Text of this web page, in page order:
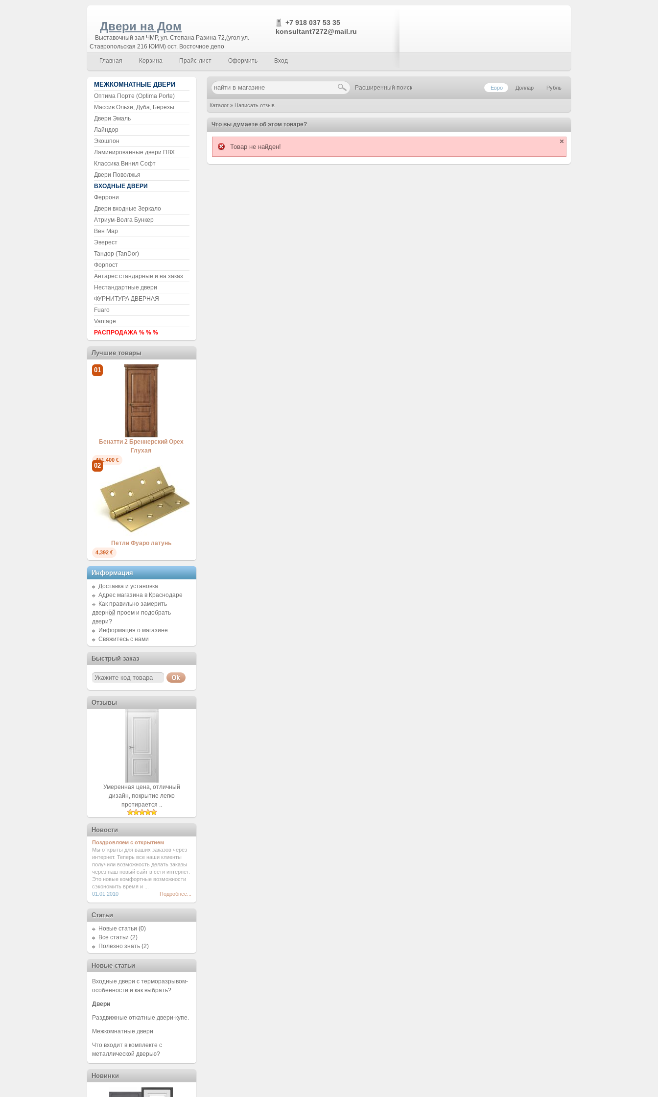
Двери на Дом
Выставочный зал ЧМР, ул. Степана Разина 72,(угол ул.
Ставропольская 216 ЮИМ) ост. Восточное депо
+7 918 037 53 35
konsultant7272@mail.ru
Главная Корзина Прайс-лист Оформить Вход
Расширенный поиск Евро Доллар Рубль
Каталог » Написать отзыв
Что вы думаете об этом товаре?
Товар не найден!
МЕЖКОМНАТНЫЕ ДВЕРИ
Оптима Порте (Optima Porte)
Массив Ольхи, Дуба, Березы
Двери Эмаль
Лайндор
Экошпон
Ламинированные двери ПВХ
Классика Винил Софт
Двери Поволжья
ВХОДНЫЕ ДВЕРИ
Феррони
Двери входные Зеркало
Атриум-Волга Бункер
Вен Мар
Эверест
Тандор (TanDor)
Форпост
Антарес стандарные и на заказ
Нестандартные двери
ФУРНИТУРА ДВЕРНАЯ
Fuaro
Vantage
РАСПРОДАЖА % % %
Лучшие товары
01
Бенатти 2 Бреннерский Орех
Глухая
451,400 €
02
Петли Фуаро латунь
4,392 €
Информация
Доставка и установка
Адрес магазина в Краснодаре
Как правильно замерить
дверной проем и подобрать
двери?
Информация о магазине
Свяжитесь с нами
Быстрый заказ
Отзывы
Умеренная цена, отличный
дизайн, покрытие легко
протирается ..
Новости
Поздровляем с открытием
Мы открыты для ваших заказов через
интернет. Теперь все наши клиенты
получили возможность делать заказы
через наш новый сайт в сети интернет.
Это новые комфортные возможности
сэкономить время и ...
01.01.2010
Подробнее...
Статьи
Новые статьи (0)
Все статьи (2)
Полезно знать (2)
Новые статьи
Входные двери с терморазрывом-
особенности и как выбрать?
Двери
Раздвижные откатные двери-купе.
Межкомнатные двери
Что входит в комплекте с
металлической дверью?
Новинки